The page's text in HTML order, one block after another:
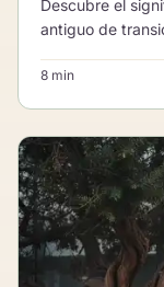
Descubre el
antiguo de
8 min